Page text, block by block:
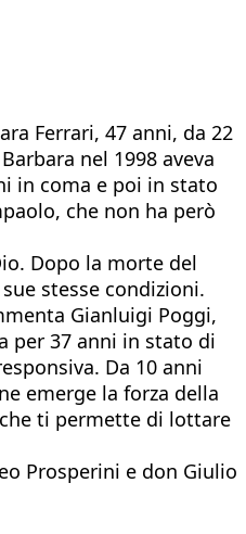
Ferrari, 47 anni, da 22
nel 1998 aveva
in coma e poi in stato
che non ha però
Dopo la morte del
stesse condizioni.
Gianluigi Poggi,
per 37 anni in stato di
Da 10 anni
emerge la forza della
ti permette di lottare
Prosperini e don Giulio